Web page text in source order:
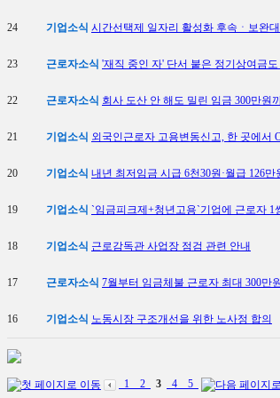
24 기업소식 시간선택제 일자리 활성화 후속ㆍ보완
23 근로자소식 '재직 중인 자' 단서 붙은 정기상여금
22 근로자소식 회사 도산 안 해도 밀린 임금 300만원
21 기업소식 외국인근로자 고용변동신고, 한 곳에서
20 기업소식 내년 최저임금 시급 6천30원·월급 126만
19 기업소식 `임금피크제+청년고용`기업에 근로자 1
18 기업소식 근로감독관 사업장 점검 관련 안내
17 근로자소식 7월부터 임금체불 근로자 최대 300만
16 기업소식 노동시장 구조개선을 위한 노사정 합의
1 2 3 4 5